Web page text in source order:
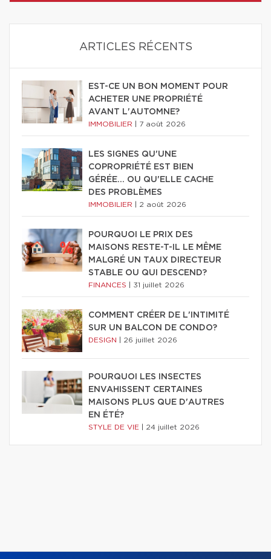
ARTICLES RÉCENTS
EST-CE UN BON MOMENT POUR
ACHETER UNE PROPRIÉTÉ
AVANT L'AUTOMNE?
IMMOBILIER 7 août 2026
LES SIGNES QU'UNE
COPROPRIÉTÉ EST BIEN
GÉRÉE… OU QU'ELLE CACHE
DES PROBLÈMES
IMMOBILIER 2 août 2026
POURQUOI LE PRIX DES
MAISONS RESTE-T-IL LE MÊME
MALGRÉ UN TAUX DIRECTEUR
STABLE OU QUI DESCEND?
FINANCES 31 juillet 2026
COMMENT CRÉER DE L'INTIMITÉ
SUR UN BALCON DE CONDO?
DESIGN 26 juillet 2026
POURQUOI LES INSECTES
ENVAHISSENT CERTAINES
MAISONS PLUS QUE D'AUTRES
EN ÉTÉ?
STYLE DE VIE 24 juillet 2026